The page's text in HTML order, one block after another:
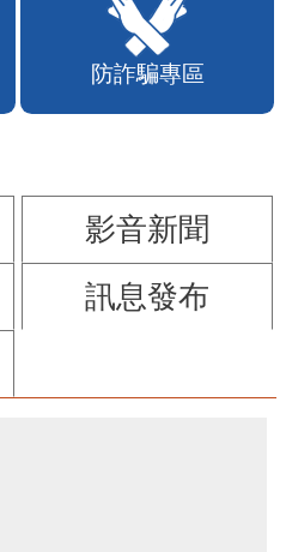
防詐騙專區
影音新聞
訊息發布